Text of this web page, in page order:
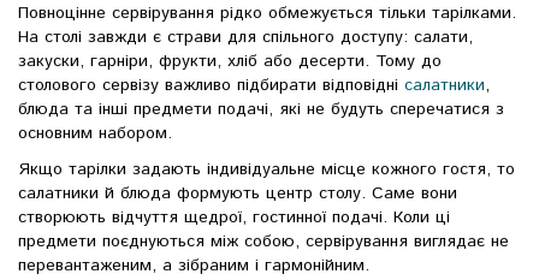
Повноцінне сервірування рідко обмежується тільки тарілками.
На столі завжди є страви для спільного доступу: салати,
закуски, гарніри, фрукти, хліб або десерти. Тому до
столового сервізу важливо підбирати відповідні салатники,
блюда та інші предмети подачі, які не будуть сперечатися з
основним набором.
Якщо тарілки задають індивідуальне місце кожного гостя, то
салатники й блюда формують центр столу. Саме вони
створюють відчуття щедрої, гостинної подачі. Коли ці
предмети поєднуються між собою, сервірування виглядає не
перевантаженим, а зібраним і гармонійним.